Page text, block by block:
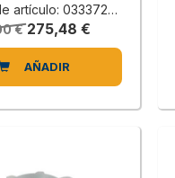
0333721200D
€ 275,48 €
AÑADIR